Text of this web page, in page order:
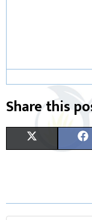
Share this
W